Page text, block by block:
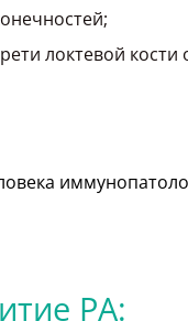
локтевой
РА: